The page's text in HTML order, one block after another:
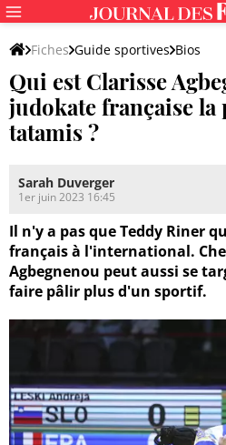
Fiches Guide sportives Bios
Qui est Clarisse
judokate française la
tatamis ?
Sarah Duverger
1er juin 2023 16:45
Il n'y a pas que Teddy Riner
français à l'international.
Agbegnenou peut aussi se
faire pâlir plus d'un sportif.